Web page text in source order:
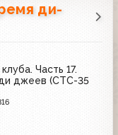
ди-
Часть 17.
джеев (СТС-35